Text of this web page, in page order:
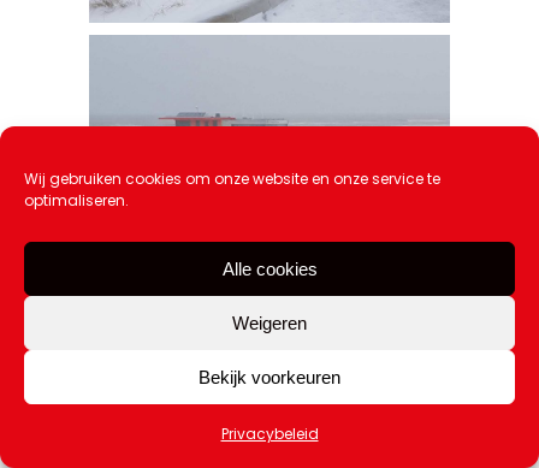
Wij gebruiken cookies om onze website en onze service te
optimaliseren.
Alle cookies
Weigeren
Bekijk voorkeuren
Privacybeleid